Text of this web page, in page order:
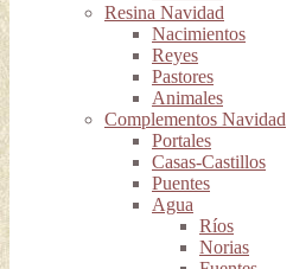
Resina Navidad
Nacimientos
Reyes
Pastores
Animales
Complementos Navidad
Portales
Casas-Castillos
Puentes
Agua
Ríos
Norias